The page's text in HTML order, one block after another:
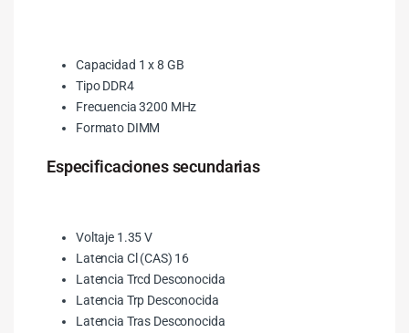
Capacidad 1 x 8 GB
Tipo DDR4
Frecuencia 3200 MHz
Formato DIMM
Especificaciones secundarias
Voltaje 1.35 V
Latencia Cl (CAS) 16
Latencia Trcd Desconocida
Latencia Trp Desconocida
Latencia Tras Desconocida